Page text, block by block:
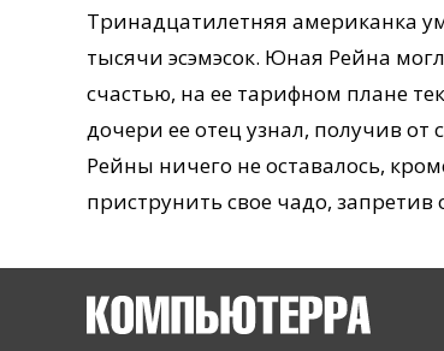
Тринадцатилетняя американка
тысячи эсэмэсок. Юная Рейна
счастью, на ее тарифном плане
дочери ее отец узнал, получив
Рейны ничего не оставалось,
приструнить свое чадо,